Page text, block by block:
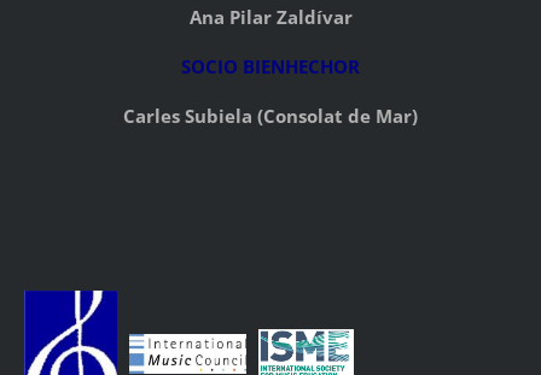
Ana Pilar Zaldívar
SOCIO BIENHECHOR
Carles Subiela (Consolat de Mar)